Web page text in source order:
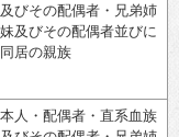
及びその配偶者・兄弟姉
妹及びその配偶者並びに
同居の親族
本人・配偶者・直系血族